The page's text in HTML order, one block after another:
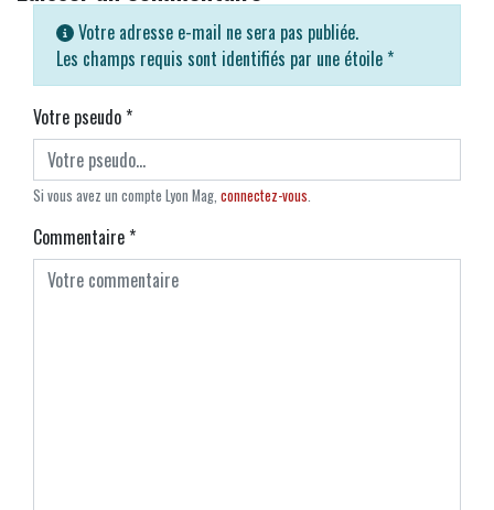
Votre adresse e-mail ne sera pas publiée.
Les champs requis sont identifiés par une étoile *
Votre pseudo*
Si vous avez un compte Lyon Mag, connectez-vous.
Commentaire*